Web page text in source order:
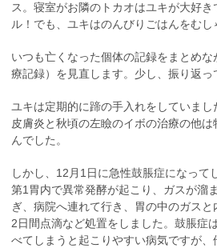
ス。寝室がお隣のトカオはユキが大好
ル！でも、ユキはのんびりごはんをむし
いつも亡くなった個体の記録をまとめ
療記録）を見直します。少し、振り返っ
ユキは定期的に蹄の手入れをしていま
皮膚炎と秋頃の左瞼のイボの治療の他
んでした。
しかし、12月1日に急性鼓脹症になって
第1胃内で異常発酵が起こり、ガスが溜
ぎ、病院へ連れて行き、胃の中のガスと
2日間点滴など処置をしました。鼓脹症
べてしまうと起こりやすい病気ですが